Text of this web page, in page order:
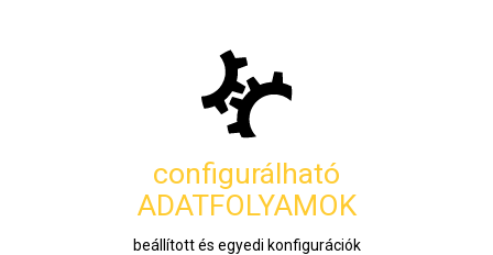
configurálható
ADATFOLYAMOK
beállított és egyedi konfigurációk